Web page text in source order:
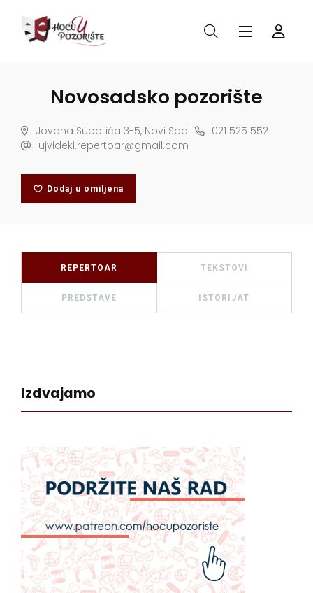
Novosadsko pozorište
Jovana Subotića 3-5, Novi Sad
021 525 552
ujvideki.repertoar@gmail.com
Dodaj u omiljena
REPERTOAR TEKSTOVI
PREDSTAVE ISTORIJAT
Izdvajamo